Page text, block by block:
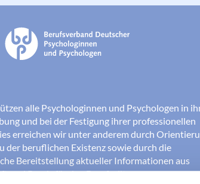
alle Psychologinnen und Psychologen in
und bei der Festigung ihrer professionellen
erreichen wir unter anderem durch
der beruflichen Existenz sowie durch die
Bereitstellung aktueller Informationen aus
und Praxis für den Berufsalltag.